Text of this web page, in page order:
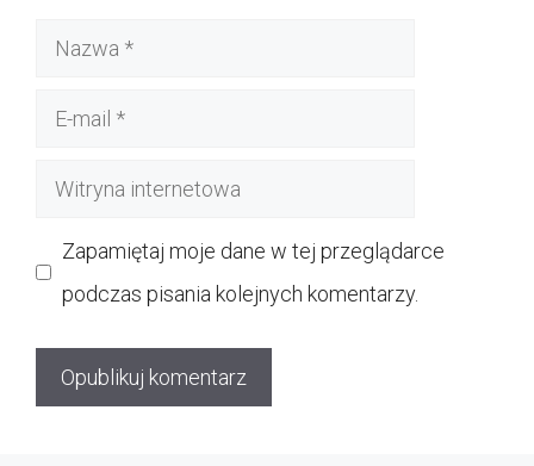
Nazwa
Witryna
Zapamiętaj moje dane w tej przeglądarce
podczas pisania kolejnych komentarzy.